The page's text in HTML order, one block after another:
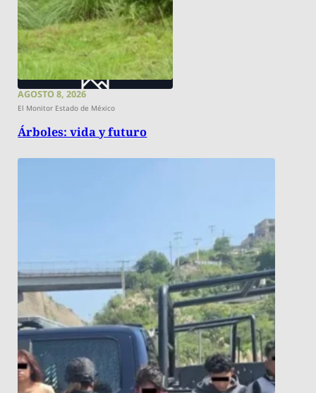
AGOSTO 8, 2026
El Monitor Estado de México
Árboles: vida y futuro